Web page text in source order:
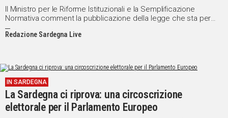
Il Ministro per le Riforme Istituzionali e la Semplificazione
Normativa comment la pubblicazione della legge che sta per
entrare in vigore
Redazione Sardegna Live
IN SARDEGNA
La Sardegna ci riprova: una circoscrizione
elettorale per il Parlamento Europeo